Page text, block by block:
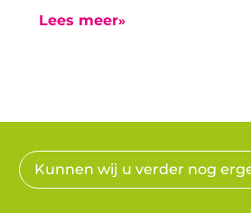
Voornaamste doel: het
Wooncompas is een
met woningen in
Lees meer
Kunnen wij u verder nog